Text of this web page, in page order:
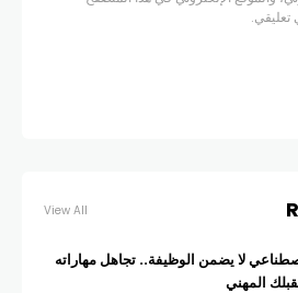
تعليقي.
View All
لا يضمن الوظيفة.. تجاهل مهاراته
المهني